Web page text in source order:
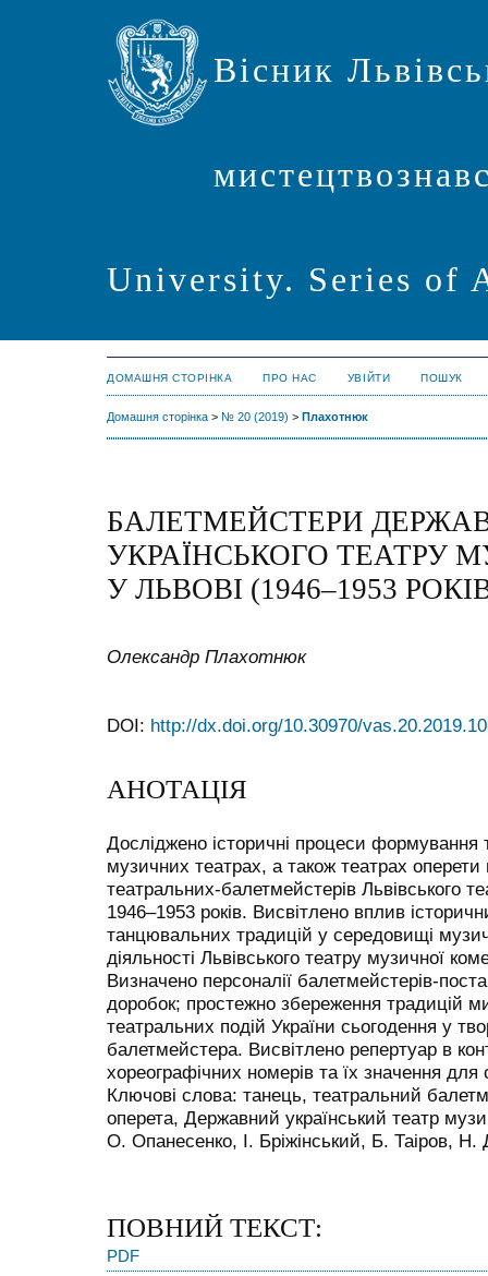
Вісник
University. Series of
ДОМАШНЯ СТОРІНКА ПРО НАС УВІЙТИ ПОШУК
Домашня сторінка > № 20 (2019) > Плахотнюк
БАЛЕТМЕЙСТЕРИ
УКРАЇНСЬКОГО ТЕАТРУ
У ЛЬВОВІ (1946–1953
Олександр Плахотнюк
DOI: http://dx.doi.org/10.30970/
АНОТАЦІЯ
Досліджено історичні процеси
музичних театрах, а також театрах оперети
театральних-балетмейстерів Львівського
1946–1953 років. Висвітлено вплив
танцювальних традицій у середовищі
діяльності Львівського театру музичної
Визначено персоналії балетмейстерів-
доробок; простежно збереження традицій
театральних подій України сьогодення у
балетмейстера. Висвітлено репертуар в
хореографічних номерів та їх значення для
Ключові слова: танець, театральний
оперета, Державний український театр
О. Опанесенко, І. Бріжінський, Б. Таіров, Н.
ПОВНИЙ ТЕКСТ:
PDF